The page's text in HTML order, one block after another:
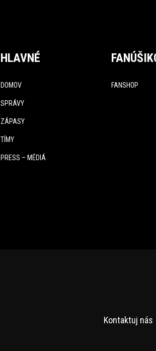
HLAVNÉ
DOMOV
SPRÁVY
ZÁPASY
TÍMY
PRESS – MÉDIÁ
FANSHOP
Kontaktuj nás